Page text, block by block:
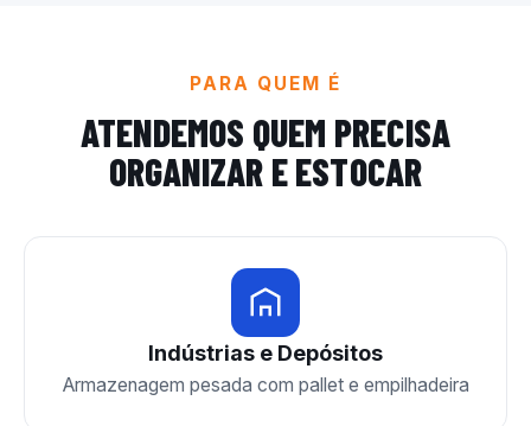
PARA QUEM É
ATENDEMOS QUEM PRECISA
ORGANIZAR E ESTOCAR
Indústrias e Depósitos
Armazenagem pesada com pallet e empilhadeira